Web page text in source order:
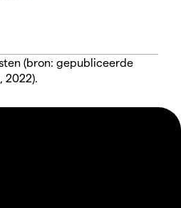
(bron: gepubliceerde
2022).